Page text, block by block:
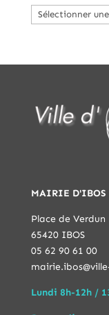
Catégories
MAIRIE D'IBOS
Place de Verdun
65420 IBOS
05 62 90 61 00
Lundi 8h-12h /